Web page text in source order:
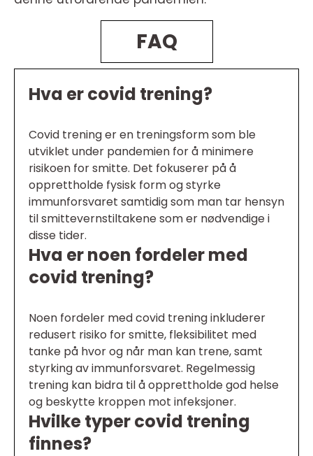
FAQ
Hva er covid trening?
Covid trening er en treningsform som ble
utviklet under pandemien for å minimere
risikoen for smitte. Det fokuserer på å
opprettholde fysisk form og styrke
immunforsvaret samtidig som man tar hensyn
til smittevernstiltakene som er nødvendige i
disse tider.
Hva er noen fordeler med
covid trening?
Noen fordeler med covid trening inkluderer
redusert risiko for smitte, fleksibilitet med
tanke på hvor og når man kan trene, samt
styrking av immunforsvaret. Regelmessig
trening kan bidra til å opprettholde god helse
og beskytte kroppen mot infeksjoner.
Hvilke typer covid trening
finnes?